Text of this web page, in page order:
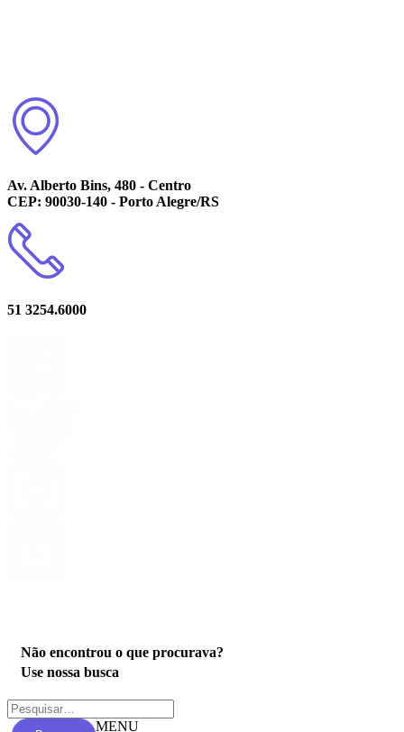
Av. Alberto Bins, 480 - Centro
CEP: 90030-140 - Porto Alegre/RS
51 3254.6000
Não encontrou o que procurava?
Use nossa busca
MENU